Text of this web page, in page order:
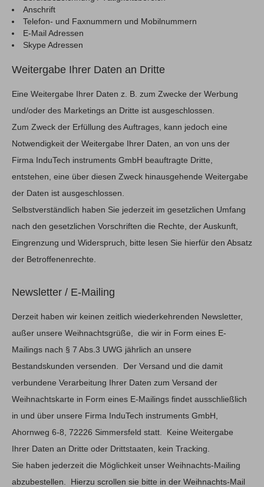
Anschrift
Telefon- und Faxnummern und Mobilnummern
E-Mail Adressen
Skype Adressen
Weitergabe Ihrer Daten an Dritte
Eine Weitergabe Ihrer Daten z. B. zum Zwecke der Werbung
und/oder des Marketings an Dritte ist ausgeschlossen.
Zum Zweck der Erfüllung des Auftrages, kann jedoch eine
Notwendigkeit der Weitergabe Ihrer Daten, an von uns der
Firma InduTech instruments GmbH beauftragte Dritte,
entstehen, eine über diesen Zweck hinausgehende Weitergabe
der Daten ist ausgeschlossen.
Selbstverständlich haben Sie jederzeit im gesetzlichen Umfang
nach den gesetzlichen Vorschriften die Rechte, der Auskunft,
Eingrenzung und Widerspruch, bitte lesen Sie hierfür den Absatz
der Betroffenenrechte.
Newsletter / E-Mailing
Derzeit haben wir keinen zeitlich wiederkehrenden Newsletter,
außer unsere Weihnachtsgrüße, die wir in Form eines E-
Mailings nach § 7 Abs.3 UWG jährlich an unsere
Bestandskunden versenden. Der Versand und die damit
verbundene Verarbeitung Ihrer Daten zum Versand der
Weihnachtskarte in Form eines E-Mailings findet ausschließlich
in und über unsere Firma InduTech instruments GmbH,
Ahornweg 6-8, 72226 Simmersfeld statt. Keine Weitergabe
Ihrer Daten an Dritte oder Drittstaaten, kein Tracking.
Sie haben jederzeit die Möglichkeit unser Weihnachts-Mailing
abzubestellen. Hierzu scrollen sie bitte in der Weihnachts-Mail